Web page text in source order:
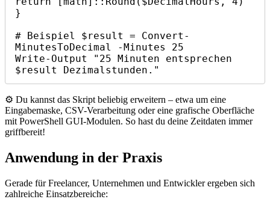
}
# Beispiel $result = Convert-
MinutesToDecimal -Minutes 25
Write-Output "25 Minuten entsprechen
$result Dezimalstunden."
⚙️ Du kannst das Skript beliebig erweitern – etwa um eine
Eingabemaske, CSV-Verarbeitung oder eine grafische Oberfläche
mit PowerShell GUI-Modulen. So hast du deine Zeitdaten immer
griffbereit!
Anwendung in der Praxis
Gerade für Freelancer, Unternehmen und Entwickler ergeben sich
zahlreiche Einsatzbereiche: